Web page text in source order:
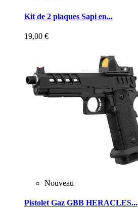
Kit de 2 plaques Sapi en...
19,00 €
Nouveau
Pistolet Gaz GBB HERACLES...